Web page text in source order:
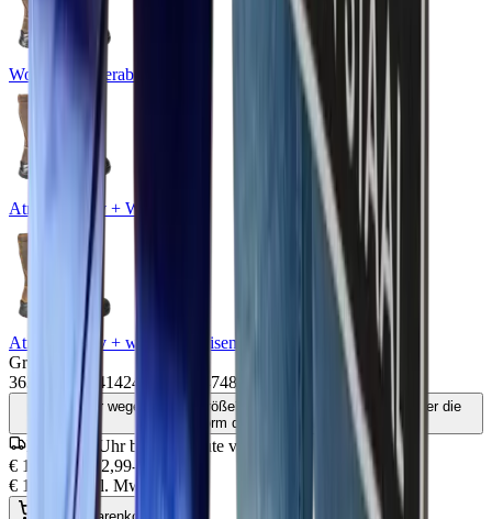
Wolle + Wasserabweisend
Atmungsaktiv + Wasserdicht
Atmungsaktiv + wasserabweisend
Größe
3637 40 414243 4748
Unsicher wegen deiner Größe? Der AI-Berater weiß alles über die
Passform dieses Modells
Bis 13:00 Uhr bestellt, heute versendet
€ 169,95
€ 192,99-
€ 140,45
exkl. MwSt.